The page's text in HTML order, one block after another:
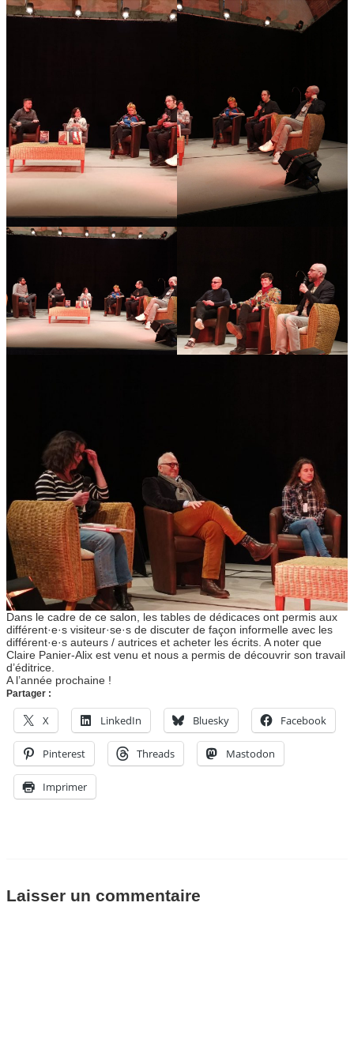
Dans le cadre de ce salon, les tables de dédicaces ont permis aux
différent·e·s visiteur·se·s de discuter de façon informelle avec les
différent·e·s auteurs / autrices et acheter les écrits. A noter que
Claire Panier-Alix est venu et nous a permis de découvrir son travail
d’éditrice.
A l’année prochaine !
Partager :
X LinkedIn Bluesky Facebook
Pinterest Threads Mastodon
Imprimer
Laisser un commentaire